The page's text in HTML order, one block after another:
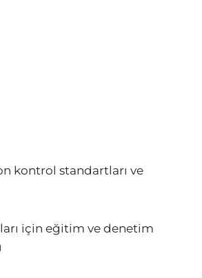
kontrol standartları ve
için eğitim ve denetim